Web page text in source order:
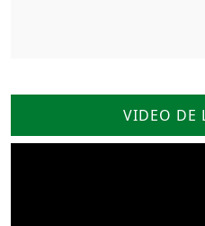
VIDEO DE